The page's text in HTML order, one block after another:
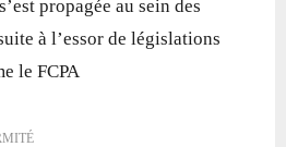
propagée au sein des
à l’essor de législations
le FCPA